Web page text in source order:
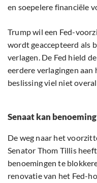
en soepelere financiële
Trump wil een Fed-
wordt geaccepteerd als
verlagen. De Fed hield
eerdere verlagingen aan
beslissing viel niet
Senaat kan
De weg naar het
Senator Thom Tillis
benoemingen te
renovatie van het Fed-